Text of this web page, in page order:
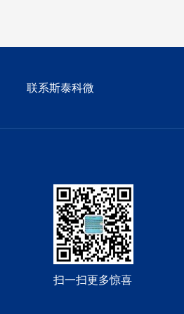
联系斯泰科微
扫一扫更多惊喜